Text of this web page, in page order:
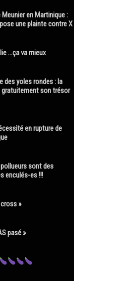
Meunier en Martinique :
une plainte contre X
…ça va mieux
des yoles rondes : la
son trésor
en rupture de
sont des
enculés-es !!!
»
pasé »